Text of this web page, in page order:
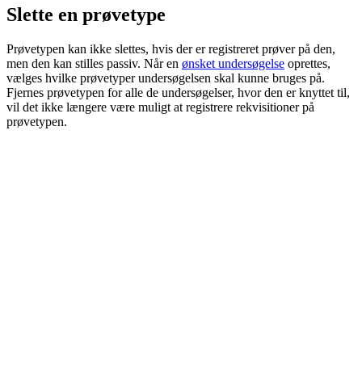
Slette en prøvetype
Prøvetypen kan ikke slettes, hvis der er registreret prøver på den,
men den kan stilles passiv. Når en ønsket undersøgelse oprettes,
vælges hvilke prøvetyper undersøgelsen skal kunne bruges på.
Fjernes prøvetypen for alle de undersøgelser, hvor den er knyttet til,
vil det ikke længere være muligt at registrere rekvisitioner på
prøvetypen.